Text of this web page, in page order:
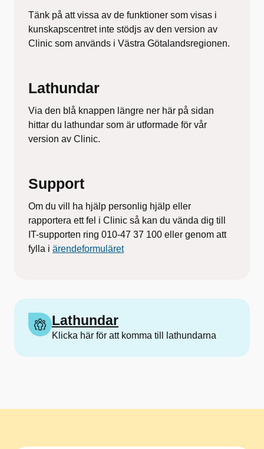
Tänk på att vissa av de funktioner som visas i
kunskapscentret inte stödjs av den version av
Clinic som används i Västra Götalandsregionen.
Lathundar
Via den blå knappen längre ner här på sidan
hittar du lathundar som är utformade för vår
version av Clinic.
Support
Om du vill ha hjälp personlig hjälp eller
rapportera ett fel i Clinic så kan du vända dig till
IT-supporten ring 010-47 37 100 eller genom att
fylla i ärendeformuläret
Lathundar
Klicka här för att komma till lathundarna